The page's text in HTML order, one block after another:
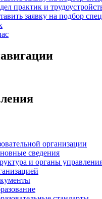
практик и
заявку на подбор
организации
сведения
и органы